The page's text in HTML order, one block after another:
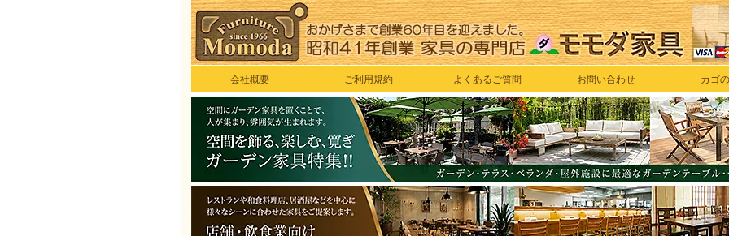
会社概要 ご利用規約 よくあるご質問 お問い合わせ カゴ